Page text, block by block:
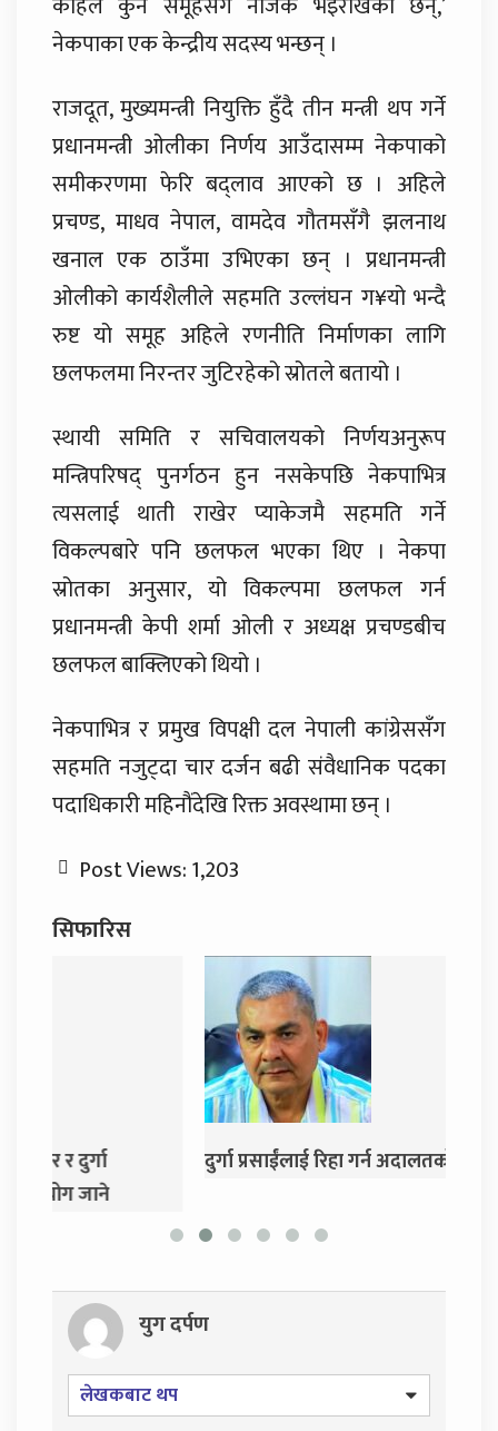
नेकपाका एक केन्द्रीय सदस्य भन्छन् ।
राजदूत, मुख्यमन्त्री नियुक्ति हुँदै तीन मन्त्री थप गर्ने
प्रधानमन्त्री ओलीका निर्णय आउँदासम्म नेकपाको
समीकरणमा फेरि बद्लाव आएको छ । अहिले
प्रचण्ड, माधव नेपाल, वामदेव गौतमसँगै झलनाथ
खनाल एक ठाउँमा उभिएका छन् । प्रधानमन्त्री
ओलीको कार्यशैलीले सहमति उल्लंघन ग¥यो भन्दै
रुष्ट यो समूह अहिले रणनीति निर्माणका लागि
छलफलमा निरन्तर जुटिरहेको स्रोतले बतायो ।
स्थायी समिति र सचिवालयको निर्णयअनुरूप
मन्त्रिपरिषद् पुनर्गठन हुन नसकेपछि नेकपाभित्र
त्यसलाई थाती राखेर प्याकेजमै सहमति गर्ने
विकल्पबारे पनि छलफल भएका थिए । नेकपा
स्रोतका अनुसार, यो विकल्पमा छलफल गर्न
प्रधानमन्त्री केपी शर्मा ओली र अध्यक्ष प्रचण्डबीच
छलफल बाक्लिएको थियो ।
नेकपाभित्र र प्रमुख विपक्षी दल नेपाली कांग्रेससँग
सहमति नजुट्दा चार दर्जन बढी संवैधानिक पदका
पदाधिकारी महिनौंदेखि रिक्त अवस्थामा छन् ।
Post Views:1,203
सिफारिस
दुर्गा प्रसाईंलाई रिहा गर्न अदालतको आदेश
युग दर्पण
लेखकबाट थप